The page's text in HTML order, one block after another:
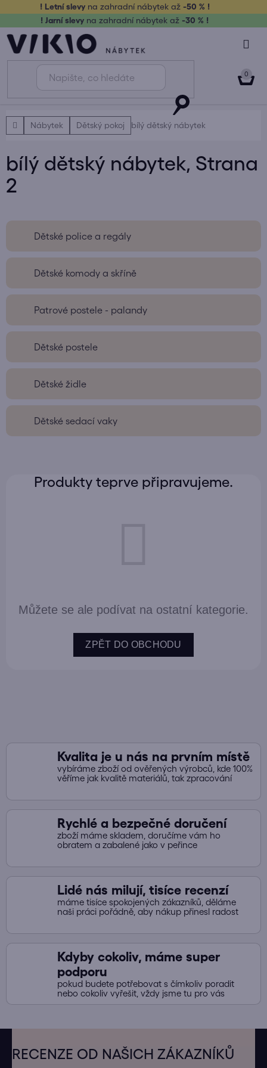
obsah
! Letní slevy na zahradní nábytek až-50 % !
! Jarní slevy na zahradní nábytek až -30 % !
DomůNábytek Dětský pokoj bílý dětský nábytek
bílý dětský nábytek, Strana
2
Dětské police a regály
Dětské komody a skříně
Patrové postele - palandy
Dětské postele
Dětské židle
Dětské sedací vaky
Produkty teprve připravujeme.
Můžete se ale podívat na ostatní kategorie.
ZPĚT DO OBCHODU
Kvalita je u nás na prvním místě
vybíráme zboží od ověřených výrobců, kde 100%
věříme jak kvalitě materiálů, tak zpracování
Rychlé a bezpečné doručení
zboží máme skladem, doručíme vám ho
obratem a zabalené jako v peřince
Lidé nás milují, tisíce recenzí
máme tisíce spokojených zákazníků, děláme
naši práci pořádně, aby nákup přinesl radost
Kdyby cokoliv, máme super
podporu
pokud budete potřebovat s čímkoliv poradit
nebo cokoliv vyřešit, vždy jsme tu pro vás
RECENZE OD NAŠICH ZÁKAZNÍKŮ